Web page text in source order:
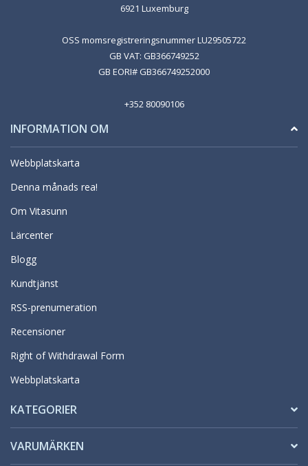
6921 Luxemburg
OSS momsregistreringsnummer LU29505722
GB VAT: GB366749252
GB EORI# GB366749252000
+352 80090106
INFORMATION OM
Webbplatskarta
Denna månads rea!
Om Vitasunn
Lärcenter
Blogg
Kundtjänst
RSS-prenumeration
Recensioner
Right of Withdrawal Form
Webbplatskarta
KATEGORIER
VARUMÄRKEN